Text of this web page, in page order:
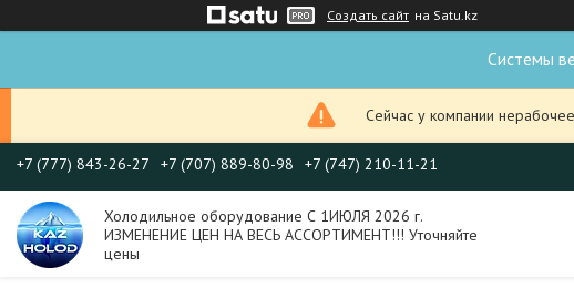
Создать сайт на Satu.kz
Системы
Сейчас у компании
+7 (777) 843-26-27 +7 (707) 889-80-98 +7 (747) 210-11-21
Холодильное оборудование С 1ИЮЛЯ 2026 г.
ИЗМЕНЕНИЕ ЦЕН НА ВЕСЬ АССОРТИМЕНТ!!! Уточняйте
цены